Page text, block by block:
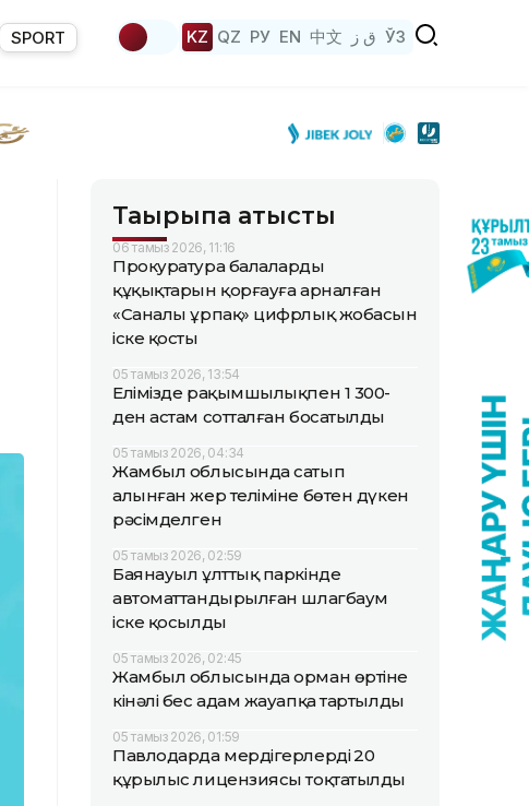
SPORT KZ QZ РУ EN 中文 ق ز ЎЗ
Тақырыпқа қатысты
06 тамыз 2026, 11:16
Прокуратура балалардың
құқықтарын қорғауға арналған
«Саналы ұрпақ» цифрлық жобасын
іске қосты
05 тамыз 2026, 13:54
Елімізде рақымшылықпен 1 300-
ден астам сотталған босатылды
05 тамыз 2026, 04:34
Жамбыл облысында сатып
алынған жер теліміне бөтен дүкен
рәсімделген
05 тамыз 2026, 02:59
Баянауыл ұлттық паркінде
автоматтандырылған шлагбаум
іске қосылды
05 тамыз 2026, 02:45
Жамбыл облысында орман өртіне
кінәлі бес адам жауапқа тартылды
05 тамыз 2026, 01:59
Павлодарда мердігерлердің 20
құрылыс лицензиясы тоқтатылды